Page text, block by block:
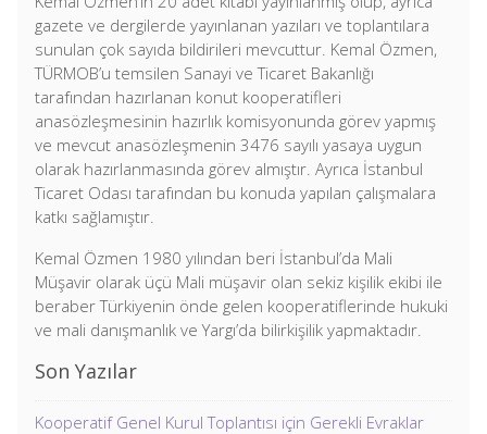
gazete ve dergilerde yayınlanan yazıları ve toplantılara
sunulan çok sayıda bildirileri mevcuttur. Kemal Özmen,
TÜRMOB’u temsilen Sanayi ve Ticaret Bakanlığı
tarafından hazırlanan konut kooperatifleri
anasözleşmesinin hazırlık komisyonunda görev yapmış
ve mevcut anasözleşmenin 3476 sayılı yasaya uygun
olarak hazırlanmasında görev almıştır. Ayrıca İstanbul
Ticaret Odası tarafından bu konuda yapılan çalışmalara
katkı sağlamıştır.
Kemal Özmen 1980 yılından beri İstanbul’da Mali
Müşavir olarak üçü Mali müşavir olan sekiz kişilik ekibi ile
beraber Türkiyenin önde gelen kooperatiflerinde hukuki
ve mali danışmanlık ve Yargı’da bilirkişilik yapmaktadır.
Son Yazılar
Kooperatif Genel Kurul Toplantısı için Gerekli Evraklar